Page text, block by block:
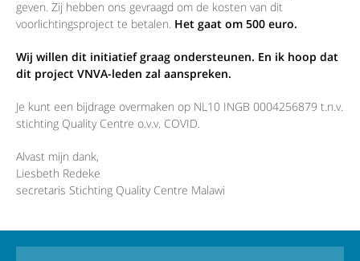
geven. Zij hebben ons gevraagd om de kosten van dit
voorlichtingsproject te betalen. Het gaat om 500 euro.
Wij willen dit initiatief graag ondersteunen. En ik hoop dat
dit project VNVA-leden zal aanspreken.
Je kunt een bijdrage overmaken op NL10 INGB 0004256879 t.n.v.
stichting Quality Centre o.v.v. COVID.
Alvast mijn dank,
Liesbeth Redeke
secretaris Stichting Quality Centre Malawi